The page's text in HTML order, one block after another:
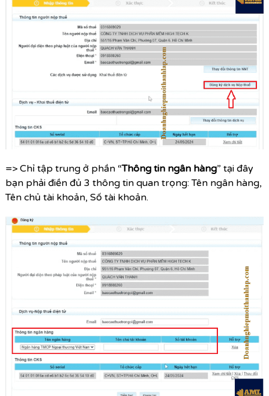
=> Chỉ tập trung ở phần “Thông tin ngân hàng” tại đây
bạn phải điền đủ 3 thông tin quan trọng: Tên ngân hàng,
Tên chủ tài khoản, Số tài khoản.